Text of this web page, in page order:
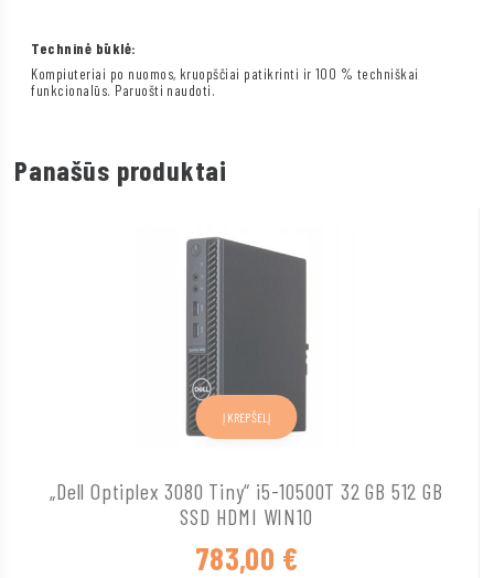
Techninė būklė:
Kompiuteriai po nuomos, kruopščiai patikrinti ir 100 % techniškai
funkcionalūs. Paruošti naudoti.
Panašūs produktai
„Dell Optiplex 3080 Tiny“ i5-10500T 32 GB 512 GB
SSD HDMI WIN10
783,00 €
Į KREPŠELĮ